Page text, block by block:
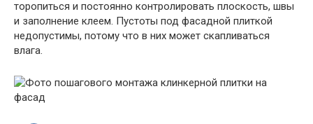
торопиться и постоянно контролировать плоскость, швы
и заполнение клеем. Пустоты под фасадной плиткой
недопустимы, потому что в них может скапливаться
влага.